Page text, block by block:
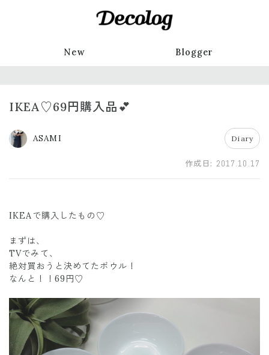
New Blogger
IKEA♡69円購入品💕
ASAMI Diary
作成日: 2017.10.17
IKEAで購入したもの♡
まずは、
TVでみて、
絶対買おうと決めてたボウル！
なんと！！69円♡